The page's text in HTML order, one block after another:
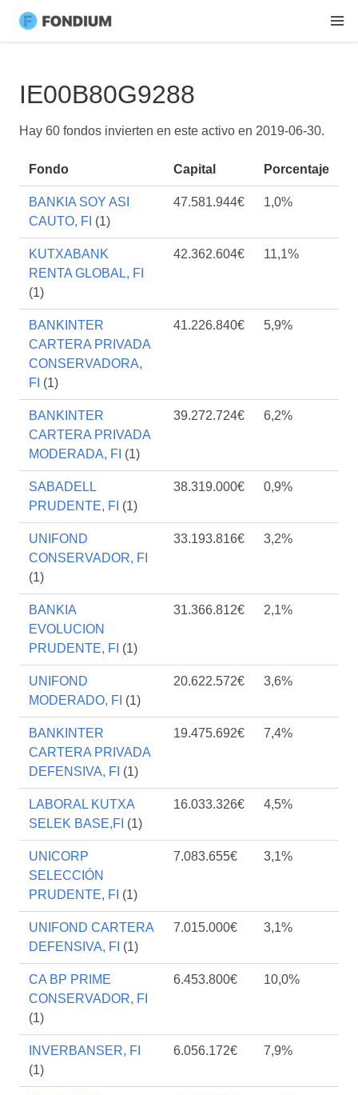
IE00B80G9288
Hay 60 fondos invierten en este activo en 2019-06-30.
Fondo Capital Porcentaje
BANKIA SOY ASI
CAUTO, FI (1)
47.581.944€ 1,0%
KUTXABANK
RENTA GLOBAL, FI
(1)
42.362.604€ 11,1%
BANKINTER
CARTERA PRIVADA
CONSERVADORA,
FI (1)
41.226.840€ 5,9%
BANKINTER
CARTERA PRIVADA
MODERADA, FI (1)
39.272.724€ 6,2%
SABADELL
PRUDENTE, FI (1)
38.319.000€ 0,9%
UNIFOND
CONSERVADOR, FI
(1)
33.193.816€ 3,2%
BANKIA
EVOLUCION
PRUDENTE, FI (1)
31.366.812€ 2,1%
UNIFOND
MODERADO, FI (1)
20.622.572€ 3,6%
BANKINTER
CARTERA PRIVADA
DEFENSIVA, FI (1)
19.475.692€ 7,4%
LABORAL KUTXA
SELEK BASE,FI (1)
16.033.326€ 4,5%
UNICORP
SELECCIÓN
PRUDENTE, FI (1)
7.083.655€ 3,1%
UNIFOND CARTERA
DEFENSIVA, FI (1)
7.015.000€ 3,1%
CA BP PRIME
CONSERVADOR, FI
(1)
6.453.800€ 10,0%
INVERBANSER, FI
(1)
6.056.172€ 7,9%